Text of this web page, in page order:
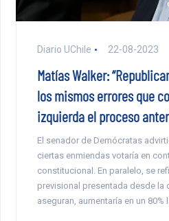
Diario UChile 22-08-2023
Matías Walker:
los mismos errores que
izquierda el proceso
El senador de Demócratas
ciertas enmiendas votaría en
constitucional. En paralelo, se
previsional presentada desde la
aseguran, aumentaría en un 80%